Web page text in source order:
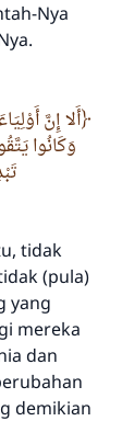
Nya
أَلا إِنَّ
وَكَانُوا
tidak
(pula)
yang
mereka
dan
demikian